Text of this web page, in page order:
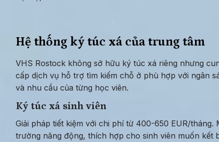
Hệ thống ký túc xá của trung tâm
VHS Rostock không sở hữu ký túc xá riêng nhưng
cấp dịch vụ hỗ trợ tìm kiếm chỗ ở phù hợp với ngân
và nhu cầu của từng học viên.
Ký túc xá sinh viên
Giải pháp tiết kiệm với chi phí từ 400-650 EUR/tháng.
trường năng động, thích hợp cho sinh viên muốn kết